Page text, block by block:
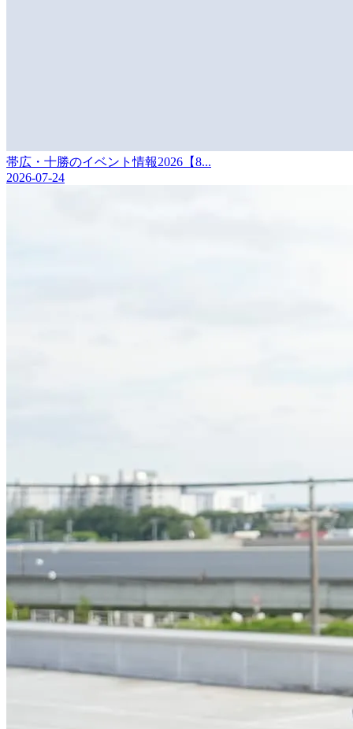
帯広・十勝のイベント情報2026【8...
2026-07-24